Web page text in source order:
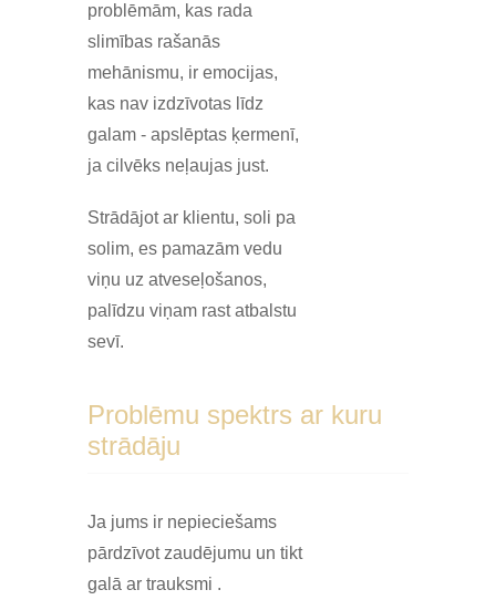
problēmām, kas rada
slimības rašanās
mehānismu, ir emocijas,
kas nav izdzīvotas līdz
galam - apslēptas ķermenī,
ja cilvēks neļaujas just.
Strādājot ar klientu, soli pa
solim, es pamazām vedu
viņu uz atveseļošanos,
palīdzu viņam rast atbalstu
sevī.
Problēmu spektrs ar kuru
strādāju
Ja jums ir nepieciešams
pārdzīvot zaudējumu un tikt
galā ar trauksmi .